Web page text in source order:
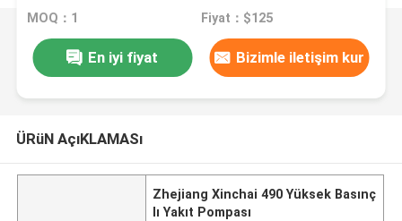
4Q167Z-1 BH4Q80R8 için
MOQ：1 Fiyat：$125
En iyi fiyat Bizimle iletişim kur
ÜRüN AçıKLAMASı
Zhejiang Xinchai 490 Yüksek Basınç
lı Yakıt Pompası